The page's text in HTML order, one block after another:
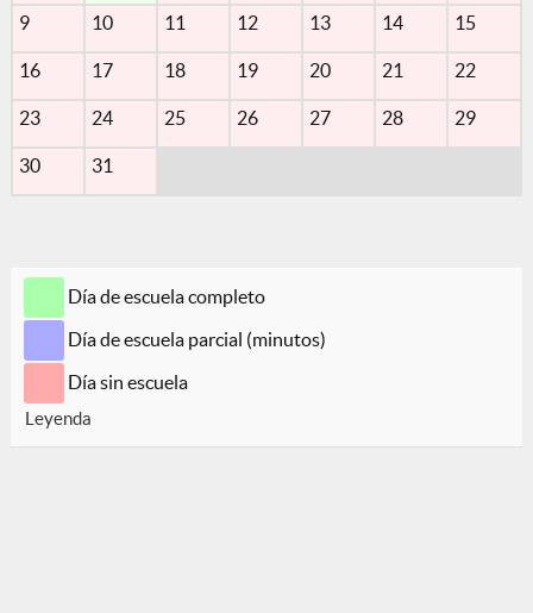
9 10 11 12 13 14 15
16 17 18 19 20 21 22
23 24 25 26 27 28 29
30 31
Día de escuela completo
Día de escuela parcial (minutos)
Día sin escuela
Leyenda